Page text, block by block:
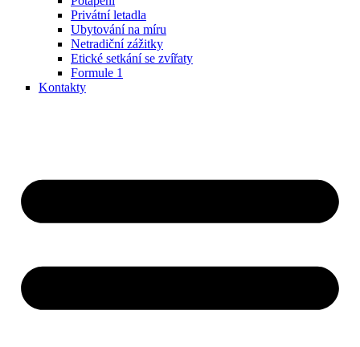
Privátní letadla
Ubytování na míru
Netradiční zážitky
Etické setkání se zvířaty
Formule 1
Kontakty